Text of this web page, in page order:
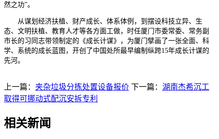
然之功”。
从谋划经济扶植、财产成长、体系体例，到摆设科技立异、生
态、文明扶植、教育人才等各方面工做，时任厦门市委常委、常务副
市长的习同志带领制定的《成长计谋》，为厦门擘画了一张全面、科
学、系统的成长蓝图，开创了中国处所最早编制纵跨15年成长计谋的
先河。
上一篇： 夹杂垃圾分拣处置设备报价 下一篇： 湖南杰希沉工
取得可挪动式配沉安拆专利
相关新闻